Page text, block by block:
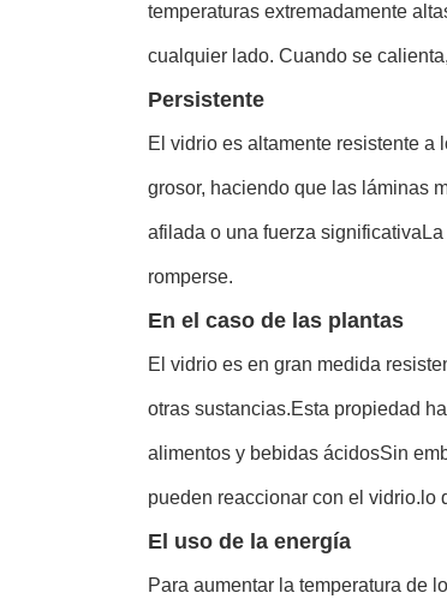
temperaturas extremadamente
cualquier lado. Cuando se
Persistente
El vidrio es altamente resistente a
grosor, haciendo que las láminas
afilada o una fuerza
romperse.
En el caso de las plantas
El vidrio es en gran medida
otras sustancias.Esta propiedad
alimentos y bebidas ácidosSin
pueden reaccionar con el vidrio.lo
El uso de la energía
Para aumentar la temperatura de